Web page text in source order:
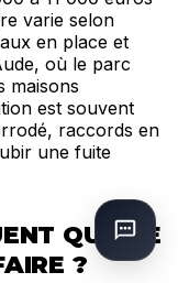
varie selon
en place et
où le parc
maisons
est souvent
raccords en
une fuite
QU'UNE
?